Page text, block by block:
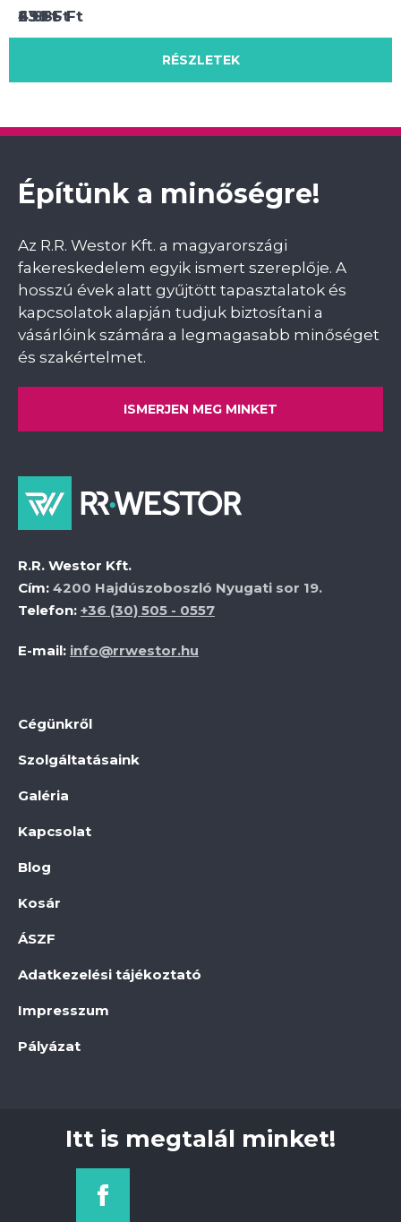
63Ft
RÉSZLETEK
2 685Ft
RÉSZLETEK
499Ft
RÉSZLETEK
Építünk a minőségre!
Az R.R. Westor Kft. a magyarországi
fakereskedelem egyik ismert szereplője. A
hosszú évek alatt gyűjtött tapasztalatok és
kapcsolatok alapján tudjuk biztosítani a
vásárlóink számára a legmagasabb minőséget
és szakértelmet.
ISMERJEN MEG MINKET
R.R. Westor Kft.
Cím: 4200 Hajdúszoboszló Nyugati sor 19.
Telefon: +36 (30) 505 - 0557
E-mail: info@rrwestor.hu
Cégünkről
Szolgáltatásaink
Galéria
Kapcsolat
Blog
Kosár
ÁSZF
Adatkezelési tájékoztató
Impresszum
Pályázat
Itt is megtalál minket!